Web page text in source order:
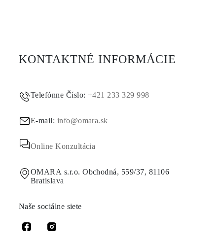
KONTAKTNÉ INFORMÁCIE
Telefónne Číslo: +421 233 329 998
E-mail: info@omara.sk
Online Konzultácia
OMARA s.r.o. Obchodná, 559/37, 81106
Bratislava
Naše sociálne siete